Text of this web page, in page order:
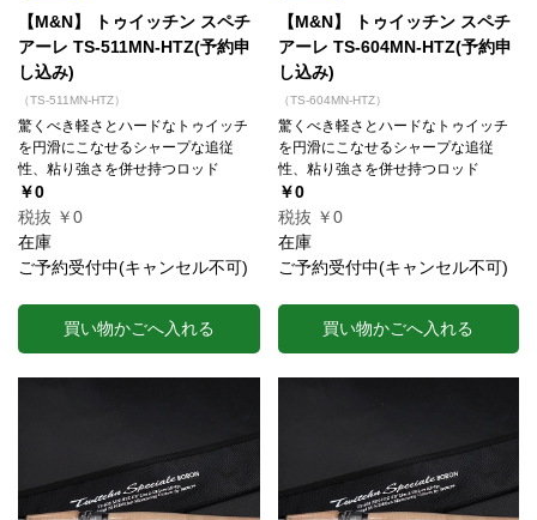
【M&N】 トゥイッチン スペチ
アーレ TS-511MN-HTZ(予約申
し込み)
（TS-511MN-HTZ）
驚くべき軽さとハードなトゥイッチ
を円滑にこなせるシャープな追従
性、粘り強さを併せ持つロッド
￥0
税抜 ￥0
在庫
ご予約受付中(キャンセル不可)
買い物かごへ入れる
【M&N】 トゥイッチン スペチ
アーレ TS-604MN-HTZ(予約申
し込み)
（TS-604MN-HTZ）
驚くべき軽さとハードなトゥイッチ
を円滑にこなせるシャープな追従
性、粘り強さを併せ持つロッド
￥0
税抜 ￥0
在庫
ご予約受付中(キャンセル不可)
買い物かごへ入れる